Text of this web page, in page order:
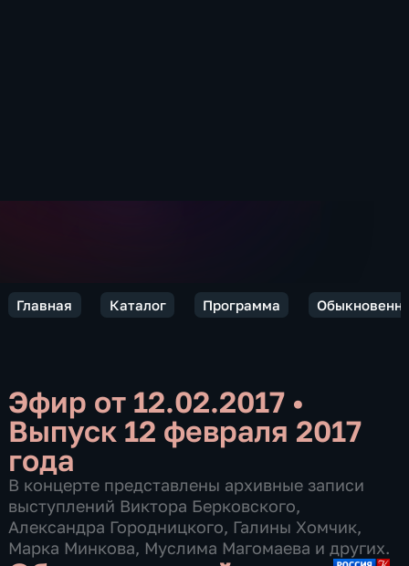
Главная Каталог Программа
Эфир от 12.02.2017 •
Выпуск 12 февраля 2017
года
В концерте представлены архивные записи
выступлений Виктора Берковского,
Александра Городницкого, Галины Хомчик,
Марка Минкова, Муслима Магомаева и других.